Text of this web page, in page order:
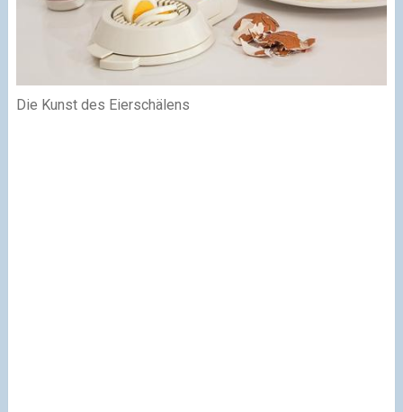
Die Kunst des Eierschälens